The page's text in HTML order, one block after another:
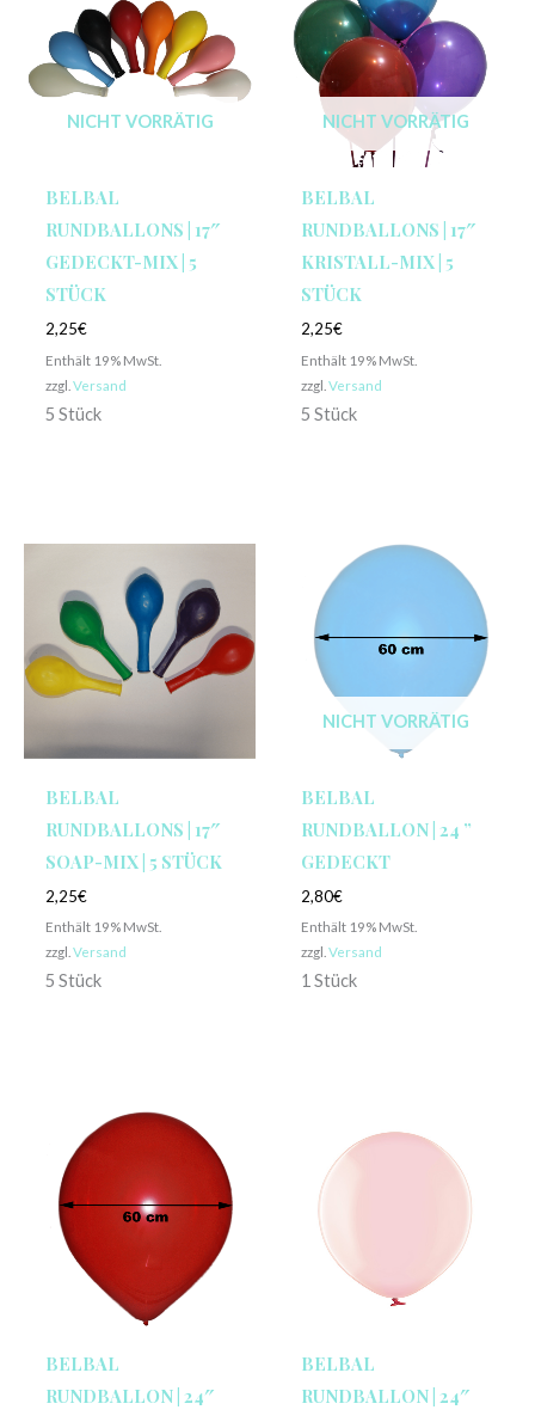
NICHT VORRÄTIG
BELBAL
RUNDBALLONS | 17″
GEDECKT-MIX | 5
STÜCK
2,25€
Enthält 19% MwSt.
zzgl. Versand
5 Stück
NICHT VORRÄTIG
BELBAL
RUNDBALLONS | 17″
KRISTALL-MIX | 5
STÜCK
2,25€
Enthält 19% MwSt.
zzgl. Versand
5 Stück
BELBAL
RUNDBALLONS | 17″
SOAP-MIX | 5 STÜCK
2,25€
Enthält 19% MwSt.
zzgl. Versand
5 Stück
NICHT VORRÄTIG
BELBAL
RUNDBALLON | 24 ”
GEDECKT
2,80€
Enthält 19% MwSt.
zzgl. Versand
1 Stück
BELBAL
RUNDBALLON | 24″
BELBAL
RUNDBALLON | 24″